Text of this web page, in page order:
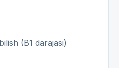
(B1 darajasi)